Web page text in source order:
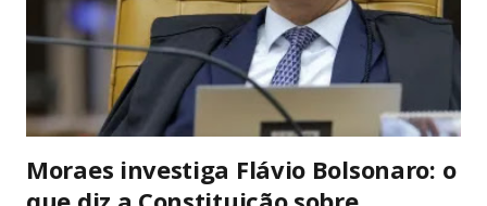
Moraes investiga Flávio Bolsonaro: o